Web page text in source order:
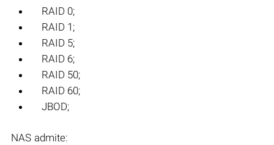
RAID 0;
RAID 1;
RAID 5;
RAID 6;
RAID 50;
RAID 60;
JBOD;
NAS admite: